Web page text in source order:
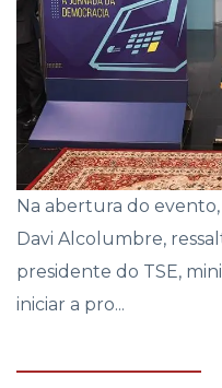
Na abertura do
Davi Alcolumbre,
presidente do TSE,
iniciar a pro...